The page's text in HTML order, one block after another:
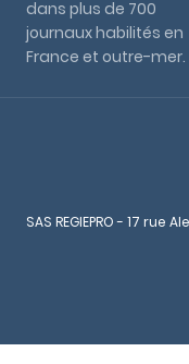
dans plus de 700
journaux habilités en
France et outre-mer.
SAS REGIEPRO - 17 rue